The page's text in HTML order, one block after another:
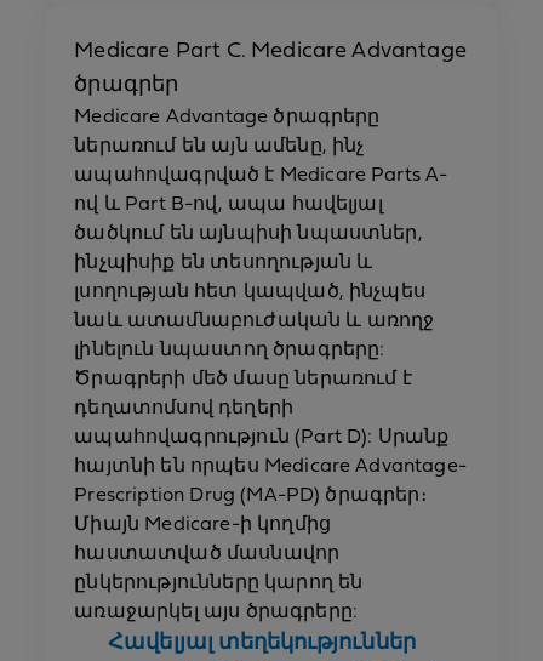
Medicare Part C. Medicare Advantage
ծրագրեր
Medicare Advantage ծրագրերը
ներառում են այն ամենը, ինչ
ապահովագրված է Medicare Parts A-
ով և Part B-ով, ապա հավելյալ
ծածկում են այնպիսի նպաստներ,
ինչպիսիք են տեսողության և
լսողության հետ կապված, ինչպես
նաև ատամնաբուժական և առողջ
լինելուն նպաստող ծրագրերը:
Ծրագրերի մեծ մասը ներառում է
դեղատոմսով դեղերի
ապահովագրություն (Part D): Սրանք
հայտնի են որպես Medicare Advantage-
Prescription Drug (MA-PD) ծրագրեր։
Միայն Medicare-ի կողմից
հաստատված մասնավոր
ընկերությունները կարող են
առաջարկել այս ծրագրերը:
Հավելյալ տեղեկություններ